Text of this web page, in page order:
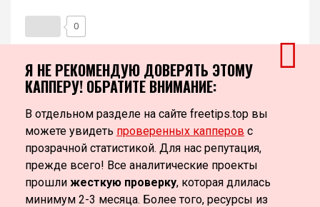
0
Я НЕ РЕКОМЕНДУЮ ДОВЕРЯТЬ ЭТОМУ
КАППЕРУ! ОБРАТИТЕ ВНИМАНИЕ:
В отдельном разделе на сайте freetips.top вы
можете увидеть проверенных капперов с
прозрачной статистикой. Для нас репутация,
прежде всего! Все аналитические проекты
прошли жесткую проверку, которая длилась
минимум 2-3 месяца. Более того, ресурсы из